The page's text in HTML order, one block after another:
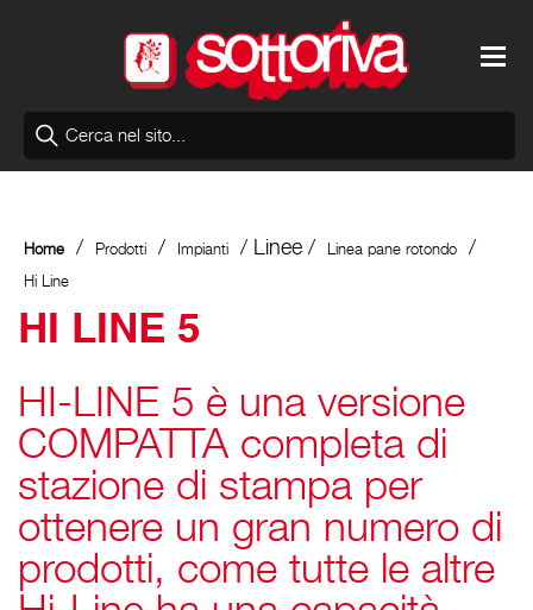
Home / Prodotti / Impianti / Linee / Linea pane rotondo /
Hi Line
HI LINE 5
HI-LINE 5 è una versione
COMPATTA completa di
stazione di stampa per
ottenere un gran numero di
prodotti, come tutte le altre